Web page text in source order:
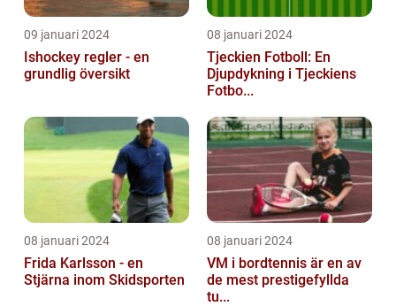
09 januari 2024
Ishockey regler - en
grundlig översikt
08 januari 2024
Tjeckien Fotboll: En
Djupdykning i Tjeckiens
Fotbo...
08 januari 2024
Frida Karlsson - en
Stjärna inom Skidsporten
08 januari 2024
VM i bordtennis är en av
de mest prestigefyllda
tu...